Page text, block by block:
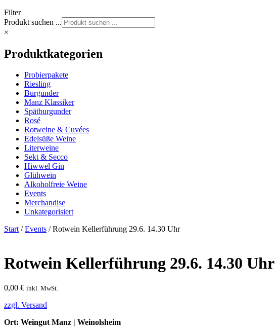
Filter
Produkt suchen ...
×
Produktkategorien
Probierpakete
Riesling
Burgunder
Manz Klassiker
Spätburgunder
Rosé
Rotweine & Cuvées
Edelsüße Weine
Literweine
Sekt & Secco
Hiwwel Gin
Glühwein
Alkoholfreie Weine
Events
Merchandise
Unkategorisiert
Start/Events / Rotwein Kellerführung 29.6. 14.30 Uhr
Rotwein Kellerführung 29.6. 14.30 Uhr
0,00 € inkl. MwSt.
zzgl. Versand
Ort: Weingut Manz | Weinolsheim